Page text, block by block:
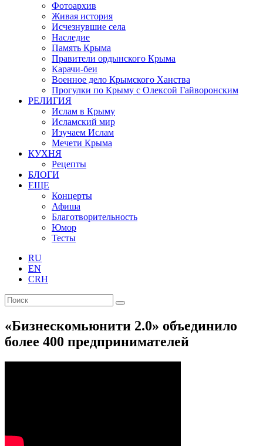
Фотоархив
Живая история
Исчезнувшие села
Наследие
Память Крыма
Правители ордынского Крыма
Карачи-беи
Военное дело Крымского Ханства
Прогулки по Крыму с Олексой Гайворонским
РЕЛИГИЯ
Ислам в Крыму
Исламский мир
Изучаем Ислам
Мечети Крыма
КУХНЯ
Рецепты
БЛОГИ
ЕЩЕ
Концерты
Афиша
Благотворительность
Юмор
Тесты
RU
EN
CRH
«Бизнескомьюнити 2.0» объединило
более 400 предпринимателей